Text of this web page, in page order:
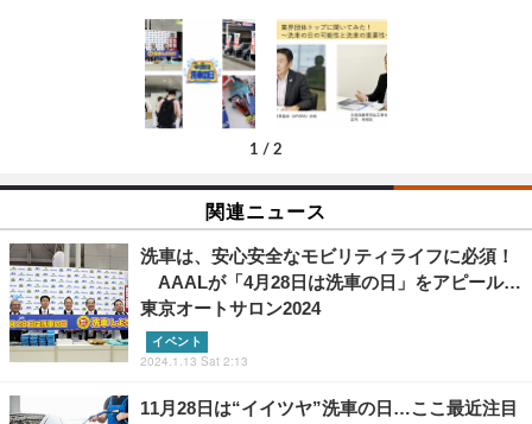
1 / 2
関連ニュース
洗車は、安心安全なモビリティライフに必須！
AAALが「4月28日は洗車の日」をアピール…
東京オートサロン2024
イベント
2024.1.13 Sat 2:13
11月28日は“イイツヤ”洗車の日…ここ最近注目